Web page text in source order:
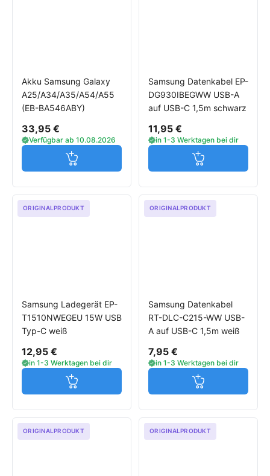
Akku Samsung Galaxy
A25/A34/A35/A54/A55
(EB-BA546ABY)
33,95 €
Verfügbar ab 10.08.2026
Jetzt in den Warenkorb
Samsung Datenkabel EP-
DG930IBEGWW USB-A
auf USB-C 1,5m schwarz
11,95 €
in 1-3 Werktagen bei dir
Jetzt in den
ORIGINALPRODUKT
Samsung Ladegerät EP-
T1510NWEGEU 15W USB
Typ-C weiß
12,95 €
in 1-3 Werktagen bei dir
Jetzt in den Warenkorb
ORIGINALPRODUKT
Samsung Datenkabel
RT-DLC-C215-WW USB-
A auf USB-C 1,5m weiß
7,95 €
in 1-3 Werktagen bei dir
Jetzt in den
ORIGINALPRODUKT ORIGINALPRODUKT